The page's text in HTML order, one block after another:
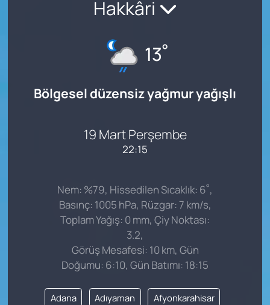
Hakkâri
13°
Bölgesel düzensiz yağmur yağışlı
19 Mart Perşembe
22:15
Nem: %79, Hissedilen Sıcaklık: 6°,
Basınç: 1005 hPa, Rüzgar: 7 km/s,
Toplam Yağış: 0 mm, Çiy Noktası:
3.2,
Görüş Mesafesi: 10 km, Gün
Doğumu: 6:10, Gün Batımı: 18:15
Adana Adıyaman Afyonkarahisar